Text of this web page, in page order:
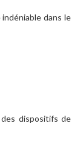
dans le
des dispositifs de